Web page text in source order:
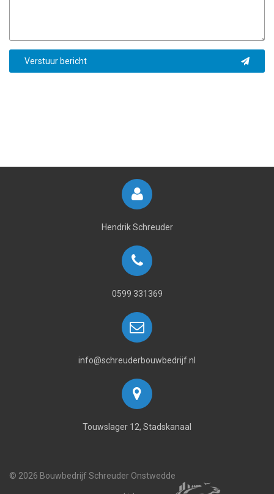
Verstuur bericht
Hendrik Schreuder
0599 331369
info@schreuderbouwbedrijf.nl
Touwslager 12, Stadskanaal
© 2026 Bouwbedrijf Schreuder Onstwedde